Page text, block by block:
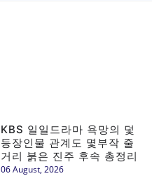
KBS 일일드라마 욕망의 덫
등장인물 관계도 몇부작 줄
거리 붉은 진주 후속 총정리
06 August, 2026